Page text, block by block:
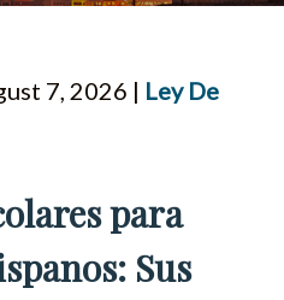
7, 2026 | Ley De
para
Sus